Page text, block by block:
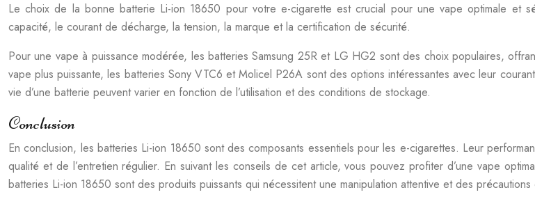
Le choix de la bonne batterie Li-ion 18650 pour votre e-cigarette est crucial pour une vape optimale et
capacité, le courant de décharge, la tension, la marque et la certification de sécurité.
Pour une vape à puissance modérée, les batteries Samsung 25R et LG HG2 sont des choix populaires,
vape plus puissante, les batteries Sony VTC6 et Molicel P26A sont des options intéressantes avec leur
vie d’une batterie peuvent varier en fonction de l’utilisation et des conditions de stockage.
Conclusion
En conclusion, les batteries Li-ion 18650 sont des composants essentiels pour les e-cigarettes. Leur
qualité et de l’entretien régulier. En suivant les conseils de cet article, vous pouvez profiter d’une vape
batteries Li-ion 18650 sont des produits puissants qui nécessitent une manipulation attentive et des